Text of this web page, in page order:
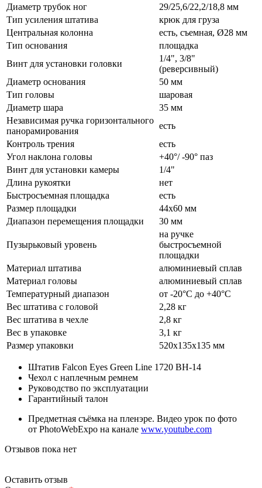
Диаметр трубок ног
29/25,6/22,2/18,8 мм
Тип усиления штатива
крюк для груза
Центральная колонна
есть, съемная, Ø28 мм
Тип основания
площадка
Винт для установки головки
1/4", 3/8"
(реверсивный)
Диаметр основания
50 мм
Тип головы
шаровая
Диаметр шара
35 мм
Независимая ручка горизонтального
панорамирования
есть
Контроль трения
есть
Угол наклона головы
+40°/ -90° паз
Винт для установки камеры
1/4"
Длина рукоятки
нет
Быстросъемная площадка
есть
Размер площадки
44х60 мм
Диапазон перемещения площадки
30 мм
Пузырьковый уровень
на ручке
быстросъемной
площадки
Материал штатива
алюминиевый сплав
Материал головы
алюминиевый сплав
Температурный диапазон
от -20°C до +40°C
Вес штатива с головой
2,28 кг
Вес штатива в чехле
2,8 кг
Вес в упаковке
3,1 кг
Размер упаковки
520х135х135 мм
Штатив Falcon Eyes Green Line 1720 BH-14
Чехол с наплечным ремнем
Руководство по эксплуатации
Гарантийный талон
Предметная съёмка на пленэре. Видео урок по фото
от PhotoWebExpo на канале www.youtube.com
Отзывов пока нет
Оставить отзыв